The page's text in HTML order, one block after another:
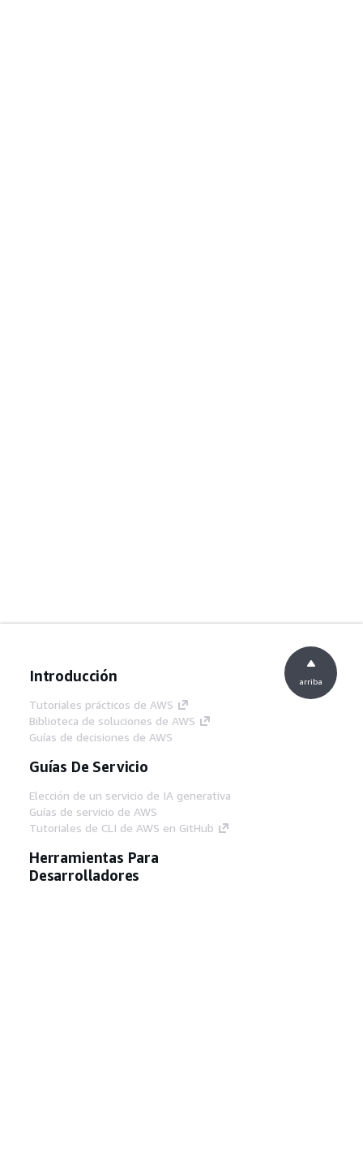
Introducción
Tutoriales prácticos de AWS
Biblioteca de soluciones de AWS
Guías de decisiones de AWS
Guías De Servicio
Elección de un servicio de IA generativa
Guías de servicio de AWS
Tutoriales de CLI de AWS en GitHub
Herramientas Para
Desarrolladores
arriba